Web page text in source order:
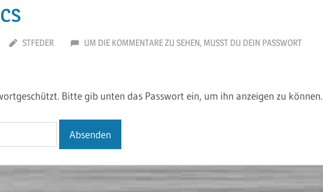
STFEDER
UM DIE KOMMENTARE ZU SEHEN, MUSST DU DEIN PASSWORT
Bitte gib unten das Passwort ein, um ihn anzeigen zu können.